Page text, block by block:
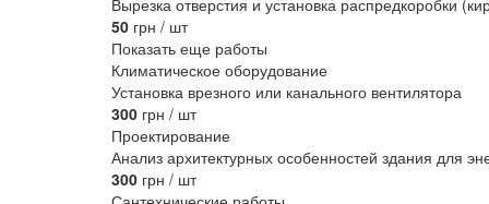
Вырезка отверстия и установка распредкоробки
50 грн / шт
Показать еще работы
Климатическое оборудование
Установка врезного или канального вентилятора
300 грн / шт
Проектирование
Анализ архитектурных особенностей здания для
300 грн / шт